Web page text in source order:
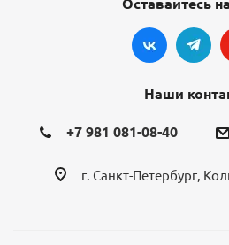
Наши
+7 981 081-08-40
г. Санкт-Петербург,